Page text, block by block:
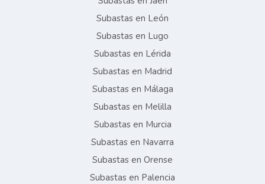
Subastas en León
Subastas en Lugo
Subastas en Lérida
Subastas en Madrid
Subastas en Málaga
Subastas en Melilla
Subastas en Murcia
Subastas en Navarra
Subastas en Orense
Subastas en Palencia